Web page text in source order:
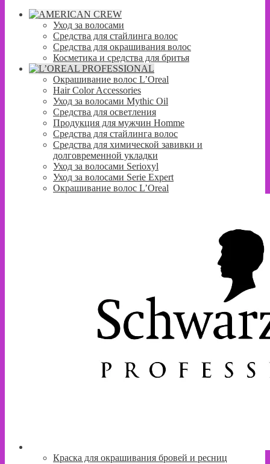
Уход за волосами
Средства для стайлинга волос
Средства для окрашивания волос
Косметика и средства для бритья
Окрашивание волос L’Oreal
Hair Color Accessories
Уход за волосами Mythic Oil
Средства для осветления
Продукция для мужчин Homme
Средства для стайлинга волос
Средства для химической завивки и
долговременной укладки
Уход за волосами Serioxyl
Уход за волосами Serie Expert
Окрашивание волос L’Oreal
Краска для окрашивания бровей и ресниц